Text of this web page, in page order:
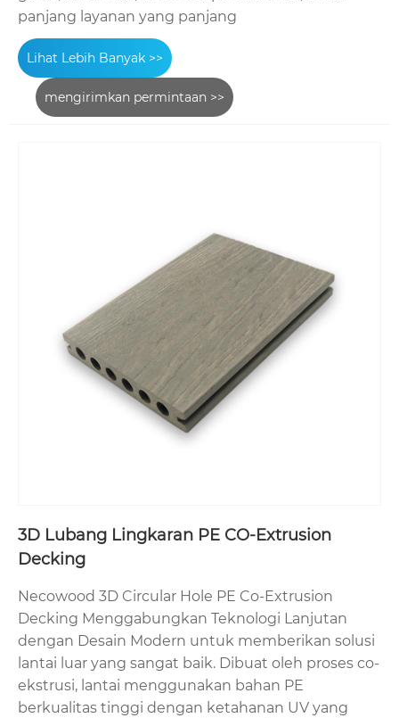
panjang layanan yang panjang
Lihat Lebih Banyak >>
mengirimkan permintaan >>
3D Lubang Lingkaran PE CO-Extrusion
Decking
Necowood 3D Circular Hole PE Co-Extrusion
Decking Menggabungkan Teknologi Lanjutan
dengan Desain Modern untuk memberikan solusi
lantai luar yang sangat baik. Dibuat oleh proses co-
ekstrusi, lantai menggunakan bahan PE
berkualitas tinggi dengan ketahanan UV yang